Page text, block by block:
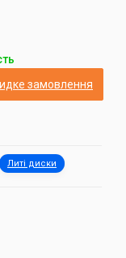
замовлення
Литі диски